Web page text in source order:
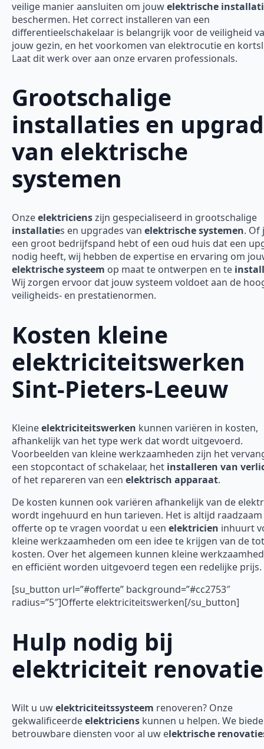
veilige manier aansluiten om jouwelektrische
beschermen. Het correct installeren van een
differentieelschakelaar is belangrijk voor de veiligheid
jouw gezin, en het voorkomen van elektrocutie en
Laat dit werk over aan onze ervaren professionals.
Grootschalige
installaties en
van elektrische
systemen
Onzeelektricienszijn gespecialiseerd in grootschalige
installaties en upgrades van elektrische systemen. Of
een groot bedrijfspand hebt of een oud huis dat een
nodig heeft, wij hebben de expertise en ervaring om
elektrische systeem op maat te ontwerpen en te
Wij zorgen ervoor dat jouw systeem voldoet aan de
veiligheids- en prestatienormen.
Kosten kleine
elektriciteitswerken
Sint-Pieters-Leeuw
Kleineelektriciteitswerken kunnen variëren in kosten,
afhankelijk van het type werk dat wordt uitgevoerd.
Voorbeelden van kleine werkzaamheden zijn het
een stopcontact of schakelaar, het installeren van
of het repareren van een elektrisch apparaat.
De kosten kunnen ook variëren afhankelijk van de
wordt ingehuurd en hun tarieven. Het is altijd
offerte op te vragen voordat u een elektricien inhuurt
kleine werkzaamheden om een idee te krijgen van de
kosten. Over het algemeen kunnen kleine
en efficiënt worden uitgevoerd tegen een redelijke prijs.
[su_button url=”#offerte” background=”#cc2753″
radius=”5″]Offerte elektriciteitswerken[/su_button]
Hulp nodig bij
elektriciteit
Wilt u uwelektriciteitssysteem renoveren? Onze
gekwalificeerdeelektriciens kunnen u helpen. We
betrouwbare diensten voor al uw elektrische